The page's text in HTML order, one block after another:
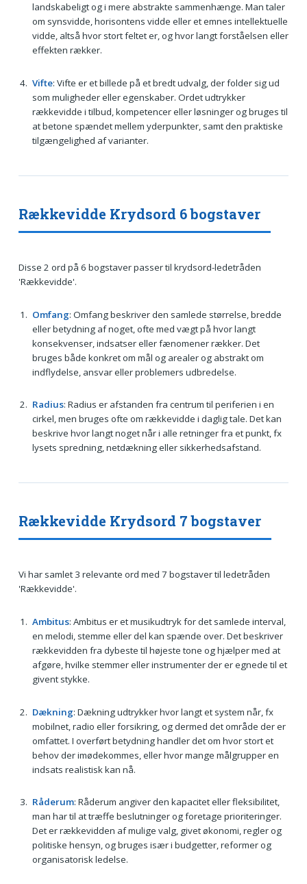
landskabeligt og i mere abstrakte sammenhænge. Man taler
om synsvidde, horisontens vidde eller et emnes intellektuelle
vidde, altså hvor stort feltet er, og hvor langt forståelsen eller
effekten rækker.
Vifte: Vifte er et billede på et bredt udvalg, der folder sig ud
som muligheder eller egenskaber. Ordet udtrykker
rækkevidde i tilbud, kompetencer eller løsninger og bruges til
at betone spændet mellem yderpunkter, samt den praktiske
tilgængelighed af varianter.
Rækkevidde Krydsord 6 bogstaver
Disse 2 ord på 6 bogstaver passer til krydsord-ledetråden
'Rækkevidde'.
Omfang: Omfang beskriver den samlede størrelse, bredde
eller betydning af noget, ofte med vægt på hvor langt
konsekvenser, indsatser eller fænomener rækker. Det
bruges både konkret om mål og arealer og abstrakt om
indflydelse, ansvar eller problemers udbredelse.
Radius: Radius er afstanden fra centrum til periferien i en
cirkel, men bruges ofte om rækkevidde i daglig tale. Det kan
beskrive hvor langt noget når i alle retninger fra et punkt, fx
lysets spredning, netdækning eller sikkerhedsafstand.
Rækkevidde Krydsord 7 bogstaver
Vi har samlet 3 relevante ord med 7 bogstaver til ledetråden
'Rækkevidde'.
Ambitus: Ambitus er et musikudtryk for det samlede interval,
en melodi, stemme eller del kan spænde over. Det beskriver
rækkevidden fra dybeste til højeste tone og hjælper med at
afgøre, hvilke stemmer eller instrumenter der er egnede til et
givent stykke.
Dækning: Dækning udtrykker hvor langt et system når, fx
mobilnet, radio eller forsikring, og dermed det område der er
omfattet. I overført betydning handler det om hvor stort et
behov der imødekommes, eller hvor mange målgrupper en
indsats realistisk kan nå.
Råderum: Råderum angiver den kapacitet eller fleksibilitet,
man har til at træffe beslutninger og foretage prioriteringer.
Det er rækkevidden af mulige valg, givet økonomi, regler og
politiske hensyn, og bruges især i budgetter, reformer og
organisatorisk ledelse.